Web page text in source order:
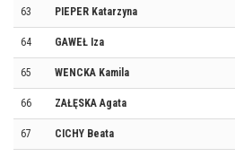
63 PIEPER Katarzyna
64 GAWEŁ Iza
65 WENCKA Kamila
66 ZAŁĘSKA Agata
67 CICHY Beata